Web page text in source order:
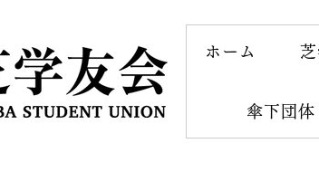
ホーム
傘下団体